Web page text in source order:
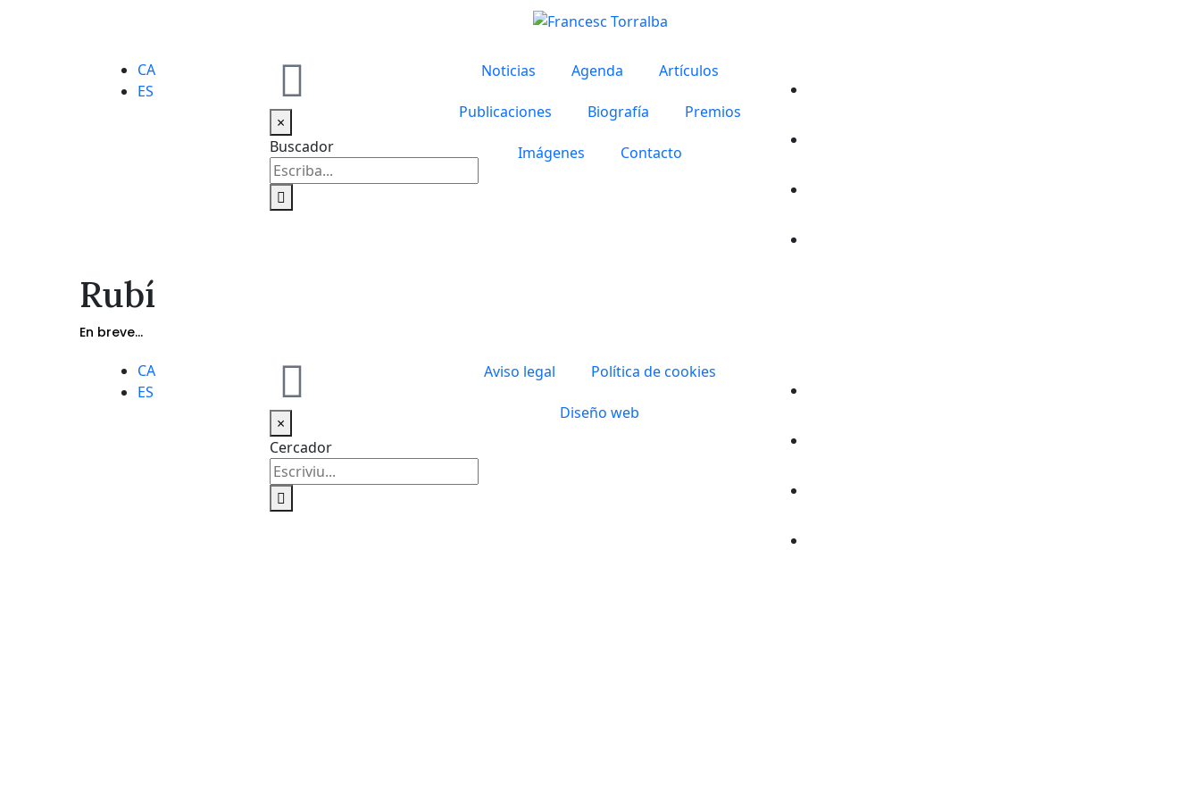
CA
ES
×
Buscador
Noticias Agenda Artículos
Publicaciones Biografía Premios
Imágenes Contacto
Rubí
En breve...
CA
ES
×
Cercador
Aviso legal Política de cookies
Diseño web